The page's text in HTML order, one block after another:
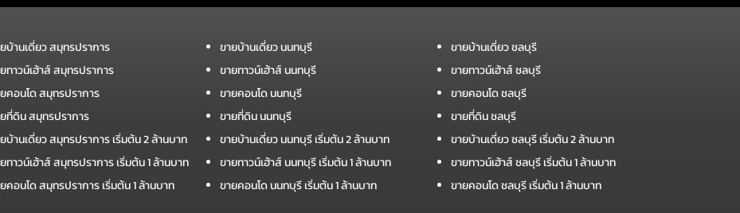
บ้านเดี่ยว สมุทรปราการ
ทาวน์เฮ้าส์ สมุทรปราการ
คอนโด สมุทรปราการ
ที่ดิน สมุทรปราการ
บ้านเดี่ยว สมุทรปราการ เริ่มต้น 2 ล้านบาท
ทาวน์เฮ้าส์ สมุทรปราการ เริ่มต้น 1 ล้านบาท
คอนโด สมุทรปราการ เริ่มต้น 1 ล้านบาท
ขายบ้านเดี่ยว นนทบุรี
ขายทาวน์เฮ้าส์ นนทบุรี
ขายคอนโด นนทบุรี
ขายที่ดิน นนทบุรี
ขายบ้านเดี่ยว นนทบุรี เริ่มต้น 2 ล้านบาท
ขายทาวน์เฮ้าส์ นนทบุรี เริ่มต้น 1 ล้านบาท
ขายคอนโด นนทบุรี เริ่มต้น 1 ล้านบาท
ขายบ้านเดี่ยว ชลบุรี
ขายทาวน์เฮ้าส์ ชลบุรี
ขายคอนโด ชลบุรี
ขายที่ดิน ชลบุรี
ขายบ้านเดี่ยว ชลบุรี เริ่มต้น 2 ล้านบาท
ขายทาวน์เฮ้าส์ ชลบุรี เริ่มต้น 1 ล้านบาท
ขายคอนโด ชลบุรี เริ่มต้น 1 ล้านบาท